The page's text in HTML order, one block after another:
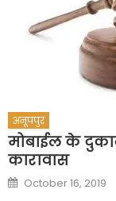
अनूपपुर
मोबाईल के
कारावास
Posted
on
October 16, 2019